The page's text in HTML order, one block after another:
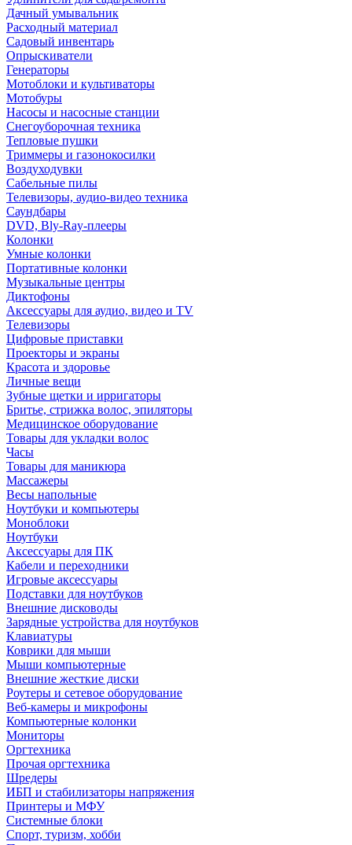
Дачный умывальник
Расходный материал
Садовый инвентарь
Опрыскиватели
Генераторы
Мотоблоки и культиваторы
Мотобуры
Насосы и насосные станции
Снегоуборочная техника
Тепловые пушки
Триммеры и газонокосилки
Воздуходувки
Сабельные пилы
Телевизоры, аудио-видео техника
Саундбары
DVD, Bly-Ray-плееры
Колонки
Умные колонки
Портативные колонки
Музыкальные центры
Диктофоны
Аксессуары для аудио, видео и TV
Телевизоры
Цифровые приставки
Проекторы и экраны
Красота и здоровье
Личные вещи
Зубные щетки и ирригаторы
Бритье, стрижка волос, эпиляторы
Медицинское оборудование
Товары для укладки волос
Часы
Товары для маникюра
Массажеры
Весы напольные
Ноутбуки и компьютеры
Моноблоки
Ноутбуки
Аксессуары для ПК
Кабели и переходники
Игровые аксессуары
Подставки для ноутбуков
Внешние дисководы
Зарядные устройства для ноутбуков
Клавиатуры
Коврики для мыши
Мыши компьютерные
Внешние жесткие диски
Роутеры и сетевое оборудование
Веб-камеры и микрофоны
Компьютерные колонки
Мониторы
Оргтехника
Прочая оргтехника
Шредеры
ИБП и стабилизаторы напряжения
Принтеры и МФУ
Системные блоки
Спорт, туризм, хобби